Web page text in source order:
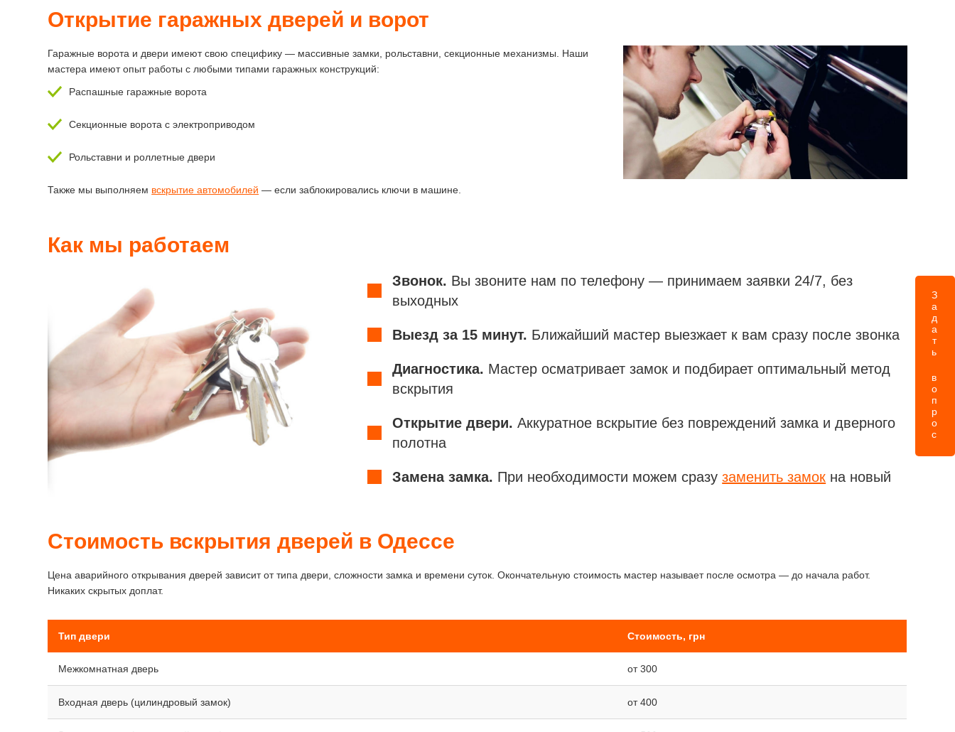
Открытие гаражных дверей и ворот
Гаражные ворота и двери имеют свою специфику — массивные замки, рольставни, секционные механизмы. Наши
мастера имеют опыт работы с любыми типами гаражных конструкций:
Распашные гаражные ворота
Секционные ворота с электроприводом
Рольставни и роллетные двери
Также мы выполняем вскрытие автомобилей — если заблокировались ключи в машине.
Как мы работаем
Звонок. Вы звоните нам по телефону — принимаем заявки 24/7, без
выходных
Выезд за 15 минут. Ближайший мастер выезжает к вам сразу после звонка
Диагностика. Мастер осматривает замок и подбирает оптимальный метод
вскрытия
Открытие двери. Аккуратное вскрытие без повреждений замка и дверного
полотна
Замена замка. При необходимости можем сразузаменить замок на новый
Стоимость вскрытия дверей в Одессе
Цена аварийного открывания дверей зависит от типа двери, сложности замка и времени суток. Окончательную стоимость мастер называет после осмотра — до начала работ.
Никаких скрытых доплат.
Тип двери Стоимость, грн
Межкомнатная дверь от 300
Входная дверь (цилиндровый замок) от 400
Задать вопрос